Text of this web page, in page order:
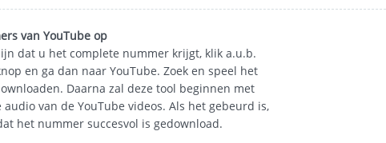
van YouTube op
dat u het complete nummer krijgt, klik a.u.b.
en ga dan naar YouTube. Zoek en speel het
Daarna zal deze tool beginnen met
van de YouTube videos. Als het gebeurd is,
het nummer succesvol is gedownload.